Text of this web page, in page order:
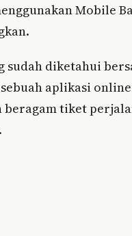
Mobile
sudah diketahui
aplikasi
beragam tiket